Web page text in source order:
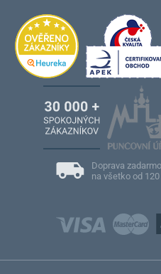
Doprava zadarmo
na všetko od 120